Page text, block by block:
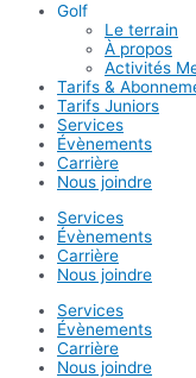
Golf
Le terrain
À propos
Activités
Tarifs &
Tarifs Juniors
Services
Évènements
Carrière
Nous joindre
Services
Évènements
Carrière
Nous joindre
Services
Évènements
Carrière
Nous joindre